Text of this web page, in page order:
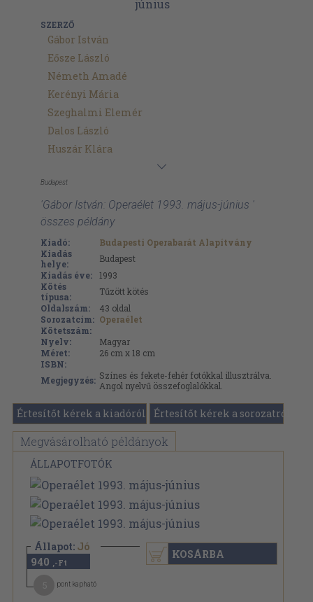
SZERZŐ
Gábor István
Eősze László
Németh Amadé
Kerényi Mária
Szeghalmi Elemér
Dalos László
Huszár Klára
Budapest
'Gábor István: Operaélet 1993. május-június '
összes példány
Kiadó:
Budapesti Operabarát Alapítvány
Kiadás
helye:
Budapest
Kiadás éve:
1993
Kötés
típusa:
Tűzött kötés
Oldalszám:
43 oldal
Sorozatcím: Operaélet
Kötetszám:
Nyelv:
Magyar
Méret:
26 cm x 18 cm
ISBN:
Megjegyzés: Színes és fekete-fehér fotókkal illusztrálva.
Angol nyelvű összefoglalókkal.
Értesítőt kérek a kiadóról Értesítőt kérek a sorozatról
Megvásárolható példányok
ÁLLAPOTFOTÓK
Állapot: Jó
940 ,-Ft
pont kapható
KOSÁRBA